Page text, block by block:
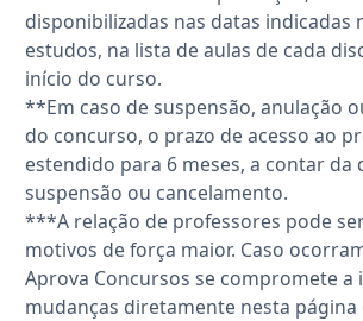
disponibilizadas nas datas indicadas
estudos, na lista de aulas de cada
início do curso.
**Em caso de suspensão, anulação
do concurso, o prazo de acesso ao
estendido para 6 meses, a contar da
suspensão ou cancelamento.
***A relação de professores pode
motivos de força maior. Caso
Aprova Concursos se compromete a
mudanças diretamente nesta página